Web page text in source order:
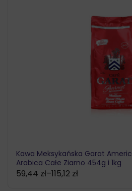
Kawa Meksykańska Garat
Arabica Całe Ziarno 454g i 1kg
59,44 zł–115,12 zł
Zakres